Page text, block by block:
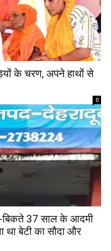
के चरण, अपने हाथों से
0
बिकते 37 साल के आदमी
था बेटी का सौदा और